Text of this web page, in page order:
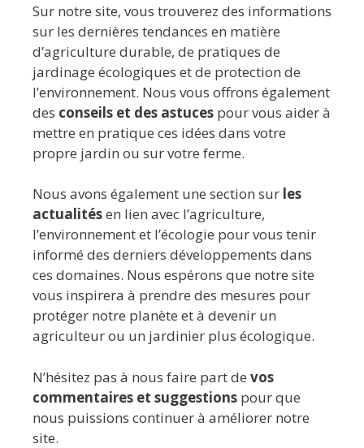
Sur notre site, vous trouverez des informations
sur les dernières tendances en matière
d’agriculture durable, de pratiques de
jardinage écologiques et de protection de
l’environnement. Nous vous offrons également
des conseils et des astuces pour vous aider à
mettre en pratique ces idées dans votre
propre jardin ou sur votre ferme.
Nous avons également une section sur les
actualitésen lien avec l’agriculture,
l’environnement et l’écologie pour vous tenir
informé des derniers développements dans
ces domaines. Nous espérons que notre site
vous inspirera à prendre des mesures pour
protéger notre planète et à devenir un
agriculteur ou un jardinier plus écologique.
N’hésitez pas à nous faire part de vos
commentaires et suggestions pour que
nous puissions continuer à améliorer notre
site.